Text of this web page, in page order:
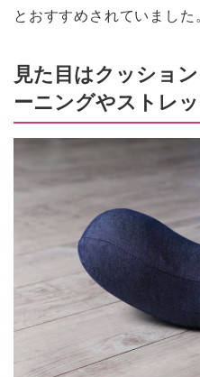
とおすすめされていました。
見た目はクッショ
ーニングやストレ